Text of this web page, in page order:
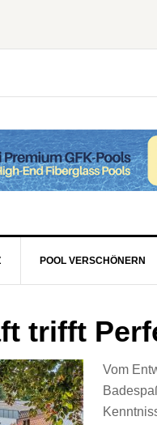
POOL VERSCHÖNERN
trifft
Vom